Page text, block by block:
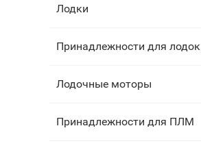
Лодки
Принадлежности для лодок
Лодочные моторы
Принадлежности для ПЛМ